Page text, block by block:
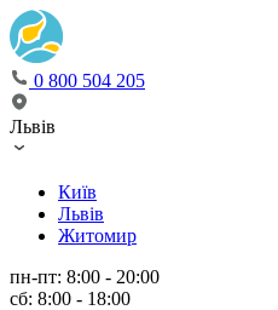
0 800 504 205
Львів
Київ
Львів
Житомир
пн-пт: 8:00 - 20:00
сб: 8:00 - 18:00